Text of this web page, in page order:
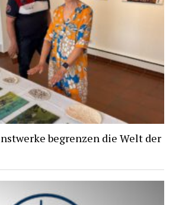
begrenzen die Welt der